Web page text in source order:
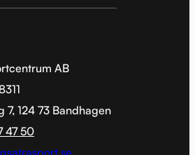
AB
7, 124 73 Bandhagen
47 50